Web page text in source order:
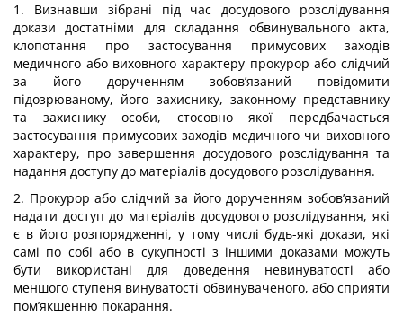
1. Визнавши зібрані під час досудового розслідування
докази достатніми для складання обвинувального акта,
клопотання про застосування примусових заходів
медичного або виховного характеру прокурор або слідчий
за його дорученням зобов’язаний повідомити
підозрюваному, його захиснику, законному представнику
та захиснику особи, стосовно якої передбачається
застосування примусових заходів медичного чи виховного
характеру, про завершення досудового розслідування та
надання доступу до матеріалів досудового розслідування.
2. Прокурор або слідчий за його дорученням зобов’язаний
надати доступ до матеріалів досудового розслідування, які
є в його розпорядженні, у тому числі будь-які докази, які
самі по собі або в сукупності з іншими доказами можуть
бути використані для доведення невинуватості або
меншого ступеня винуватості обвинуваченого, або сприяти
пом’якшенню покарання.